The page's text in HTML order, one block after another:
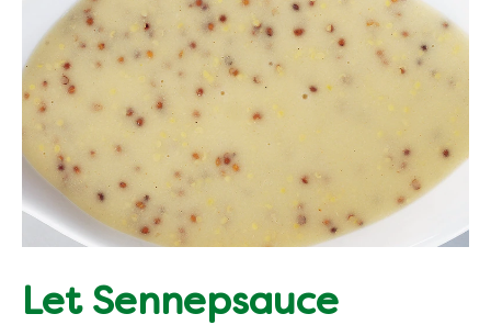
Let Sennepsauce